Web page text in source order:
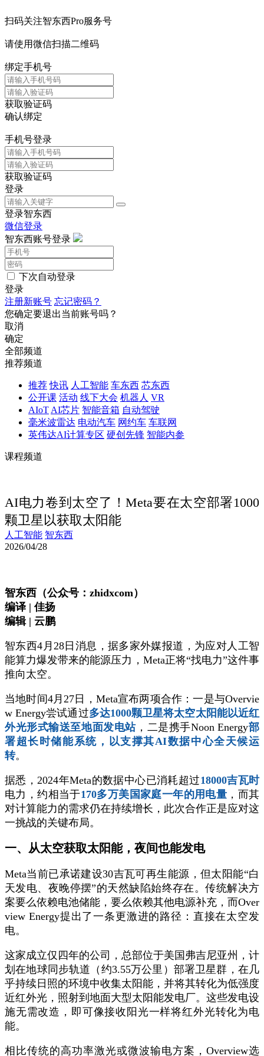
扫码关注智东西Pro服务号
请使用微信扫描二维码
绑定手机号
获取验证码
确认绑定
手机号登录
获取验证码
登录
登录智东西
微信登录
智东西账号登录
下次自动登录
登录
注册新账号 忘记密码？
您确定要退出当前账号吗？
取消
确定
全部频道
推荐频道
推荐 快讯 人工智能 车东西 芯东西
公开课 活动 线下大会 机器人 VR
AIoT AI芯片 智能音箱 自动驾驶
毫米波雷达 电动汽车 网约车 车联网
英伟达AI计算专区 硬创先锋 智能内参
课程频道
AI电力卷到太空了！Meta要在太空部署1000
颗卫星以获取太阳能
人工智能 智东西
2026/04/28
智东西（公众号：zhidxcom）
编译 | 佳扬
编辑 | 云鹏
智东西4月28日消息，据多家外媒报道，为应对人工智
能算力爆发带来的能源压力，Meta正将“找电力”这件事
推向太空。
当地时间4月27日，Meta宣布两项合作：一是与Overvie
w Energy尝试通过多达1000颗卫星将太空太阳能以近红
外光形式输送至地面发电站，二是携手Noon Energy部
署超长时储能系统，以支撑其AI数据中心全天候运
转。
据悉，2024年Meta的数据中心已消耗超过18000吉瓦时
电力，约相当于170多万美国家庭一年的用电量 ，而其
对计算能力的需求仍在持续增长，此次合作正是应对这
一挑战的关键布局。
一、从太空获取太阳能，夜间也能发电
Meta当前已承诺建设30吉瓦可再生能源，但太阳能“白
天发电、夜晚停摆”的天然缺陷始终存在。传统解决方
案要么依赖电池储能，要么依赖其他电源补充，而Over
view Energy提出了一条更激进的路径：直接在太空发
电。
这家成立仅四年的公司，总部位于美国弗吉尼亚州，计
划在地球同步轨道（约3.55万公里）部署卫星群，在几
乎持续日照的环境中收集太阳能，并将其转化为低强度
近红外光，照射到地面大型太阳能发电厂。这些发电设
施无需改造，即可像接收阳光一样将红外光转化为电
能。
相比传统的高功率激光或微波输电方案，Overview选